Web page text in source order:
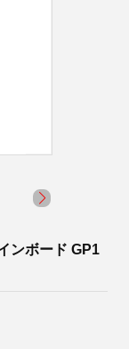
ンボード GP1